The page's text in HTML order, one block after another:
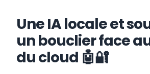
Une IA locale et
un bouclier face
du cloud 🤖🔐